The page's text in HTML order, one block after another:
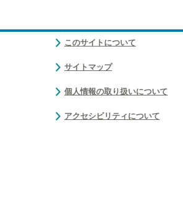
このサイトについて
サイトマップ
個人情報の取り扱いについて
アクセシビリティについて